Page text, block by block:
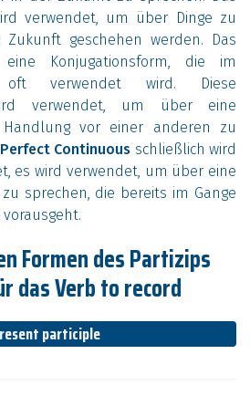
verwendet, um über Dinge zu
geschehen werden. Das
Konjugationsform, die im
oft verwendet wird. Diese
verwendet, um über eine
Handlung vor einer anderen zu
Continuous schließlich wird
es wird verwendet, um über eine
sprechen, die bereits im Gange
Formen des Partizips
das Verb to record
participle